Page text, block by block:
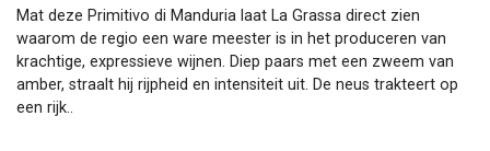
Mat deze Primitivo di Manduria laat La Grassa direct zien
waarom de regio een ware meester is in het produceren van
krachtige, expressieve wijnen. Diep paars met een zweem van
amber, straalt hij rijpheid en intensiteit uit. De neus trakteert op
een rijk..